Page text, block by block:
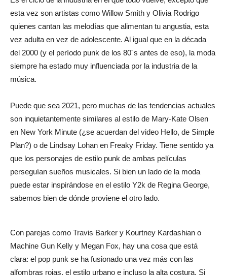
esta vez son artistas como Willow Smith y Olivia Rodrigo
quienes cantan las melodías que alimentan tu angustia, esta
vez adulta en vez de adolescente. Al igual que en la década
del 2000 (y el período punk de los 80´s antes de eso), la moda
siempre ha estado muy influenciada por la industria de la
música.
Puede que sea 2021, pero muchas de las tendencias actuales
son inquietantemente similares al estilo de Mary-Kate Olsen
en New York Minute (¿se acuerdan del video Hello, de Simple
Plan?) o de Lindsay Lohan en Freaky Friday. Tiene sentido ya
que los personajes de estilo punk de ambas películas
perseguían sueños musicales. Si bien un lado de la moda
puede estar inspirándose en el estilo Y2k de Regina George,
sabemos bien de dónde proviene el otro lado.
Con parejas como Travis Barker y Kourtney Kardashian o
Machine Gun Kelly y Megan Fox, hay una cosa que está
clara: el pop punk se ha fusionado una vez más con las
alfombras rojas, el estilo urbano e incluso la alta costura. Si